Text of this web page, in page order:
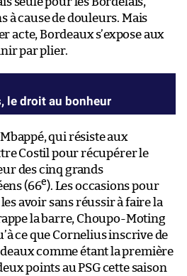
à cause de douleurs. Mais
acte, Bordeaux s’expose aux
par plier.
le droit au bonheur
qui résiste aux
Costil pour récupérer le
des cinq grands
(66e). Les occasions pour
avoir sans réussir à faire la
la barre, Choupo-Moting
ce que Cornelius inscrive de
comme étant la première
points au PSG cette saison